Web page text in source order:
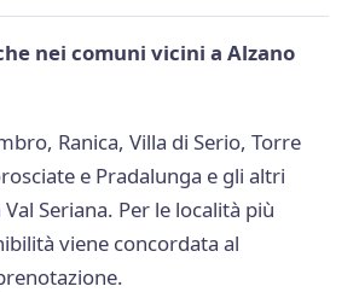
nei comuni vicini a Alzano
Ranica, Villa di Serio, Torre
e Pradalunga e gli altri
Seriana. Per le località più
viene concordata al